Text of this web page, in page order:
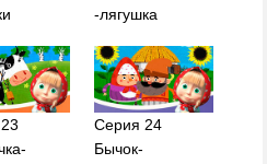
-лягушка
Серия 24
Бычок-